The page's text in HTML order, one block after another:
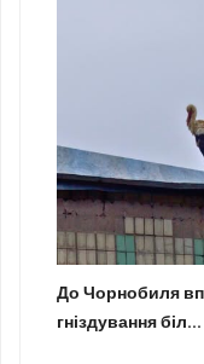
До Чорнобиля
гніздування біл...